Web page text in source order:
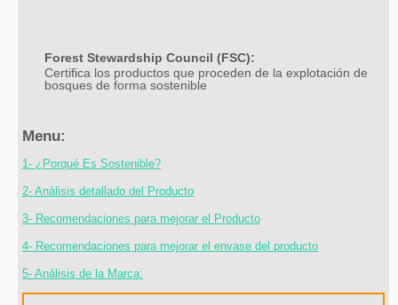
Forest Stewardship Council (FSC):
Certifica los productos que proceden de la explotación de
bosques de forma sostenible
Menu:
1- ¿Porqué Es Sostenible?
2- Análisis detallado del Producto
3- Recomendaciones para mejorar el Producto
4- Recomendaciones para mejorar el envase del producto
5- Análisis de la Marca: